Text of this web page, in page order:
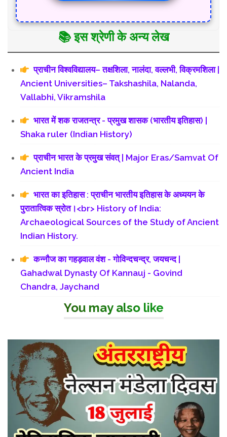
📚 इस श्रेणी के अन्य लेख
प्राचीन विश्वविद्यालय– तक्षशिला, नालंदा, वल्लभी, विक्रमशिला |
Ancient Universities– Takshashila, Nalanda,
Vallabhi, Vikramshila
भारत में शक राजतन्त्र - प्रमुख शासक (भारतीय इतिहास) |
Shaka ruler (Indian History)
प्राचीन भारत के प्रमुख संवत् | Major Eras/Samvat Of
Ancient India
भारत का इतिहास : प्राचीन भारतीय इतिहास के अध्ययन के
पुरातात्विक स्रोत।<br> History of India:
Archaeological Sources of the Study of Ancient
Indian History.
कन्नौज का गहड़वाल वंश - गोविन्दचन्द्र, जयचन्द |
Gahadwal Dynasty Of Kannauj - Govind
Chandra, Jaychand
You may also like